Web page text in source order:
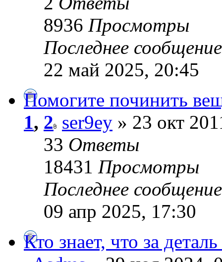
8936 Просмотры
Последнее
22 май 2025, 20:45
Помогите починить
1, 2 ser9ey » 23 окт
33 Ответы
18431 Просмотры
Последнее
09 апр 2025, 17:30
Кто знает, что за